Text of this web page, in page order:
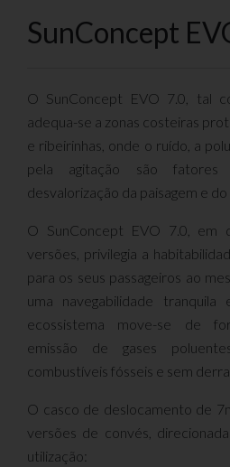
SunConcept
O SunConcept EVO 7.0, tal
adequa-se a zonas costeiras
e ribeirinhas, onde o ruído, a
pela agitação são fatores
desvalorização da paisagem e
O SunConcept EVO 7.0, em
versões, privilegia a
para os seus passageiros ao
uma navegabilidade tranquila
ecossistema move-se de
emissão de gases
combustíveis fósseis e sem
O casco de deslocamento de
versões de convés,
utilização: